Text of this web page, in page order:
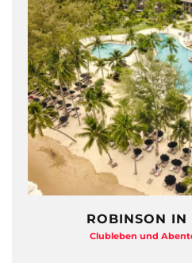
ROBINSON
Clubleben und